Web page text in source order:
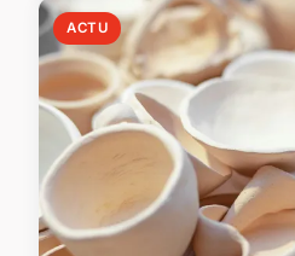
ACTU